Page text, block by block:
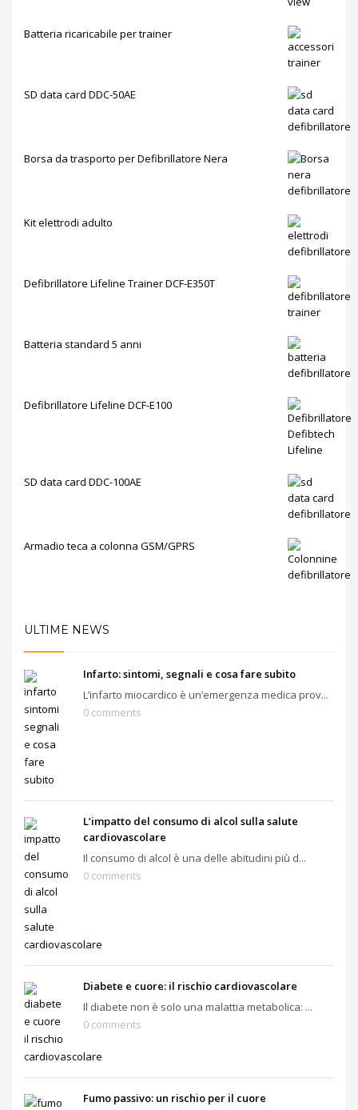
Batteria ricaricabile per trainer
SD data card DDC-50AE
Borsa da trasporto per Defibrillatore Nera
Kit elettrodi adulto
Defibrillatore Lifeline Trainer DCF-E350T
Batteria standard 5 anni
Defibrillatore Lifeline DCF-E100
SD data card DDC-100AE
Armadio teca a colonna GSM/GPRS
ULTIME NEWS
Infarto: sintomi, segnali e cosa fare subito
L’infarto miocardico è un’emergenza medica prov...
0 comments
L’impatto del consumo di alcol sulla salute
cardiovascolare
Il consumo di alcol è una delle abitudini più d...
0 comments
Diabete e cuore: il rischio cardiovascolare
Il diabete non è solo una malattia metabolica: ...
0 comments
Fumo passivo: un rischio per il cuore